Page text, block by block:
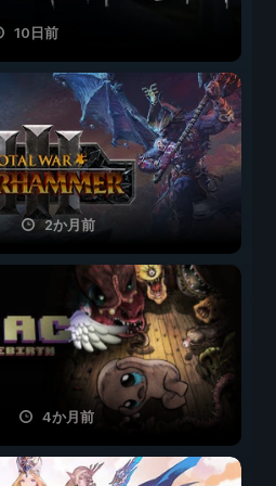
10日前
2か月前
4か月前